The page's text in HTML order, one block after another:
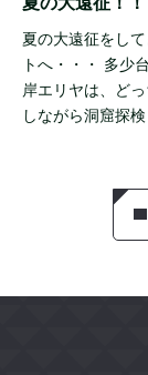
夏の大遠征をし
トへ・・・ 多少
岸エリヤは、ど
しながら洞窟探